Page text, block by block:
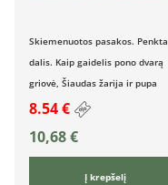
Skiemenuotos pasakos. Penkta
dalis. Kaip gaidelis pono dvarą
griovė, Šiaudas žarija ir pupa
8.54 €
10,68€
Į krepšelį